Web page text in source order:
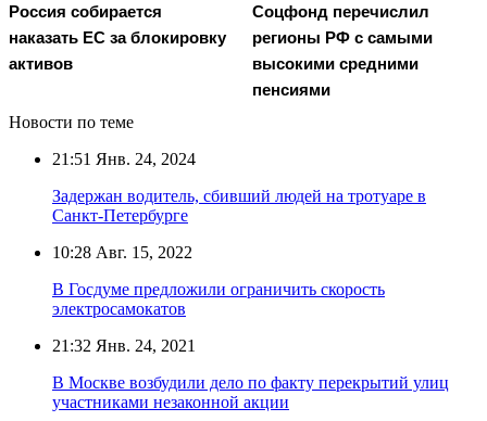
Россия собирается
наказать EC за блокировку
активов
Соцфонд перечислил
регионы РФ с самыми
высокими средними
пенсиями
Новости по теме
21:51 Янв. 24, 2024
Задержан водитель, сбивший людей на тротуаре в
Санкт-Петербурге
10:28 Авг. 15, 2022
В Госдуме предложили ограничить скорость
электросамокатов
21:32 Янв. 24, 2021
В Москве возбудили дело по факту перекрытий улиц
участниками незаконной акции